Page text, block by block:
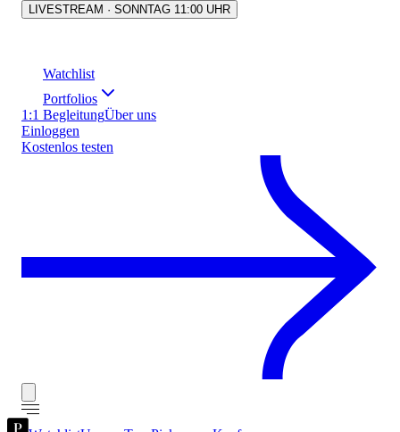
LIVESTREAM · SONNTAG 11:00 UHR
Watchlist
Portfolios
1:1 BegleitungÜber uns
Einloggen
Kostenlos testen